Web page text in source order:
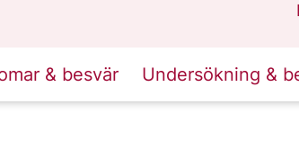
& besvär Undersökning &